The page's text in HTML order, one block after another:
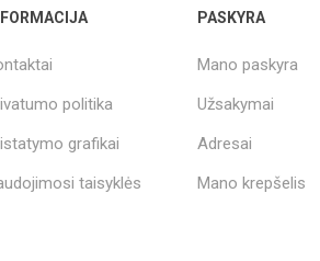
politika
grafikai
taisyklės
PASKYRA
Mano paskyra
Užsakymai
Adresai
Mano krepšelis